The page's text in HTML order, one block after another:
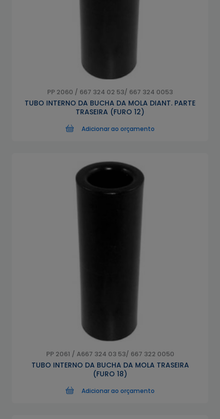
PP 2060 / 667 324 02 53/ 667 324 0053
TUBO INTERNO DA BUCHA DA MOLA DIANT. PARTE
TRASEIRA (FURO 12)
Adicionar ao orçamento
PP 2061 / A667 324 03 53/ 667 322 0050
TUBO INTERNO DA BUCHA DA MOLA TRASEIRA
(FURO 18)
Adicionar ao orçamento